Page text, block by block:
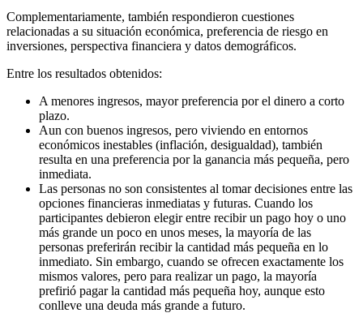
Complementariamente, también respondieron cuestiones
relacionadas a su situación económica, preferencia de riesgo en
inversiones, perspectiva financiera y datos demográficos.
Entre los resultados obtenidos:
A menores ingresos, mayor preferencia por el dinero a corto
plazo.
Aun con buenos ingresos, pero viviendo en entornos
económicos inestables (inflación, desigualdad), también
resulta en una preferencia por la ganancia más pequeña, pero
inmediata.
Las personas no son consistentes al tomar decisiones entre las
opciones financieras inmediatas y futuras. Cuando los
participantes debieron elegir entre recibir un pago hoy o uno
más grande un poco en unos meses, la mayoría de las
personas preferirán recibir la cantidad más pequeña en lo
inmediato. Sin embargo, cuando se ofrecen exactamente los
mismos valores, pero para realizar un pago, la mayoría
prefirió pagar la cantidad más pequeña hoy, aunque esto
conlleve una deuda más grande a futuro.